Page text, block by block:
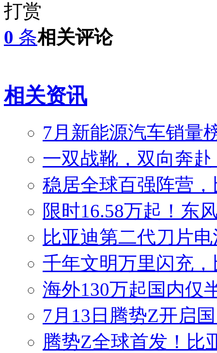
打赏
0 条相关评论
相关资讯
7月新能源汽车销量
一双战靴，双向奔
稳居全球百强阵营
限时16.58万起！东
比亚迪第二代刀片
千年文明万里闪充
海外130万起国内仅
7月13日腾势Z开启
腾势Z全球首发！比